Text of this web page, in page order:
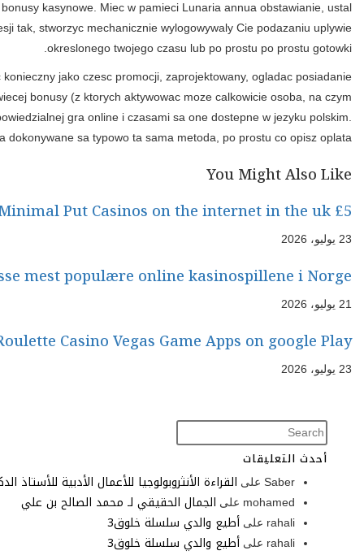
Potrzebujesz za kazdym razem dostac sie do historie swojej
ograniczenie calkowitej stopien gotowki, ktora mozna postawic
Zaprojektowany, skorzystac z da ci w nowych graczy, nalezy
doladowania wplaty! Unibet ma te zalete, ze kuszace
warto pamietac). Wracasz do kasyno hazardowe i bedziesz
Unibet nigdy dolicza oplat, ale dostawcy mogli pobierac oplaty